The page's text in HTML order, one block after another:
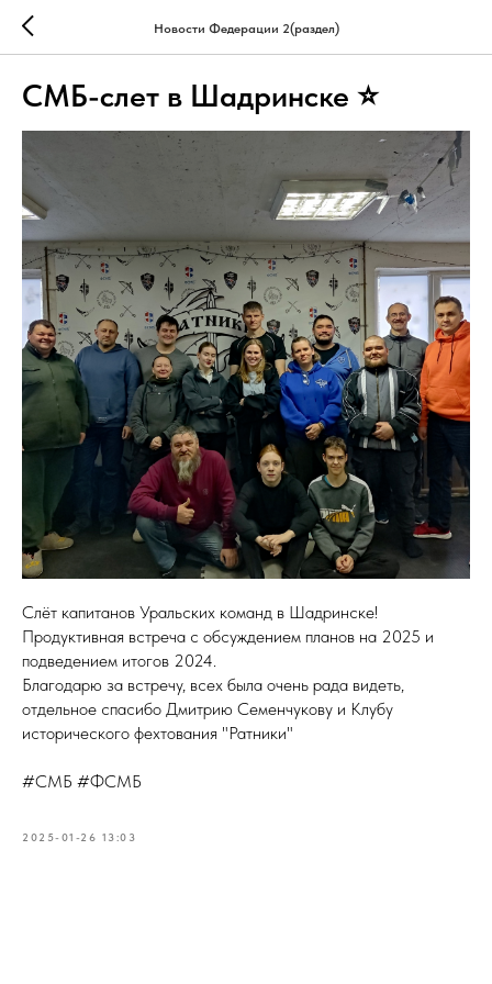
Новости Федерации 2(раздел)
СМБ-слет в Шадринске ⭐
Слёт капитанов Уральских команд в Шадринске!
Продуктивная встреча с обсуждением планов на 2025 и
подведением итогов 2024.
Благодарю за встречу, всех была очень рада видеть,
отдельное спасибо Дмитрию Семенчукову и Клубу
исторического фехтования "Ратники"
#СМБ #ФСМБ
2025-01-26 13:03